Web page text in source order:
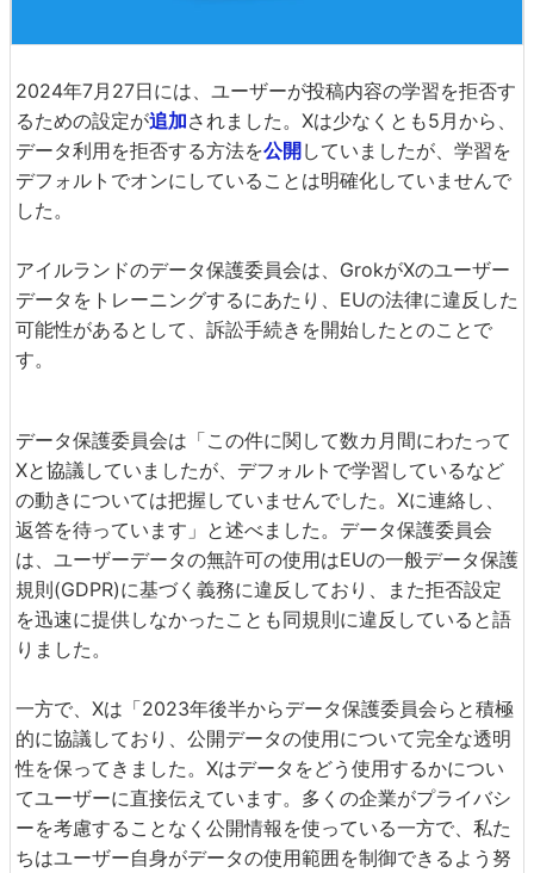
2024年7月27日には、ユーザーが投稿内容の学習を拒否す
るための設定が追加されました。Xは少なくとも5月から、
データ利用を拒否する方法を公開していましたが、学習を
デフォルトでオンにしていることは明確化していませんで
した。
アイルランドのデータ保護委員会は、GrokがXのユーザー
データをトレーニングするにあたり、EUの法律に違反した
可能性があるとして、訴訟手続きを開始したとのことで
す。
データ保護委員会は「この件に関して数カ月間にわたって
Xと協議していましたが、デフォルトで学習しているなど
の動きについては把握していませんでした。Xに連絡し、
返答を待っています」と述べました。データ保護委員会
は、ユーザーデータの無許可の使用はEUの一般データ保護
規則(GDPR)に基づく義務に違反しており、また拒否設定
を迅速に提供しなかったことも同規則に違反していると語
りました。
一方で、Xは「2023年後半からデータ保護委員会らと積極
的に協議しており、公開データの使用について完全な透明
性を保ってきました。Xはデータをどう使用するかについ
てユーザーに直接伝えています。多くの企業がプライバシ
ーを考慮することなく公開情報を使っている一方で、私た
ちはユーザー自身がデータの使用範囲を制御できるよう努